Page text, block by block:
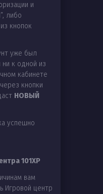
и
либо
кнопок
уже был
ни к одной из
кабинете
кнопки
НОВЫЙ
успешно
101XP
вам
Игровой центр